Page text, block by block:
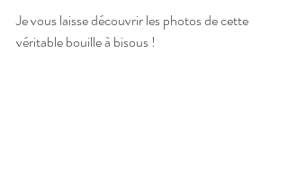
Je vous laisse découvrir les photos de cette
véritable bouille à bisous !